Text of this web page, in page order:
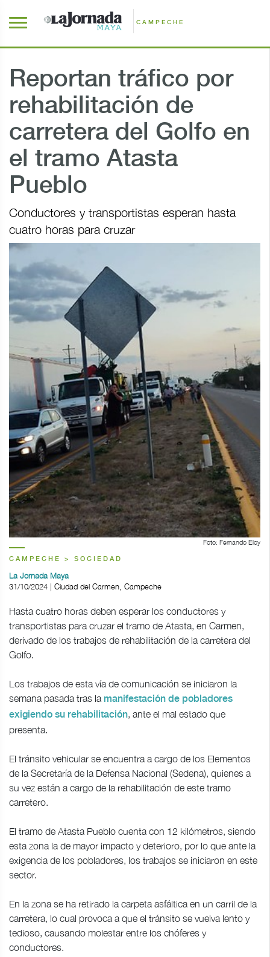
CAMPECHE
Reportan tráfico por
rehabilitación de
carretera del Golfo en
el tramo Atasta
Pueblo
Conductores y transportistas esperan hasta
cuatro horas para cruzar
Foto: Fernando Eloy
CAMPECHE > SOCIEDAD
La Jornada Maya
31/10/2024 | Ciudad del Carmen, Campeche
Hasta cuatro horas deben esperar los conductores y
transportistas para cruzar el tramo de Atasta, en Carmen,
derivado de los trabajos de rehabilitación de la carretera del
Golfo.
Los trabajos de esta vía de comunicación se iniciaron la
semana pasada tras la manifestación de pobladores
exigiendo su rehabilitación, ante el mal estado que
presenta.
El tránsito vehicular se encuentra a cargo de los Elementos
de la Secretaría de la Defensa Nacional (Sedena), quienes a
su vez están a cargo de la rehabilitación de este tramo
carretero.
El tramo de Atasta Pueblo cuenta con 12 kilómetros, siendo
esta zona la de mayor impacto y deterioro, por lo que ante la
exigencia de los pobladores, los trabajos se iniciaron en este
sector.
En la zona se ha retirado la carpeta asfáltica en un carril de la
carretera, lo cual provoca a que el tránsito se vuelva lento y
tedioso, causando molestar entre los chóferes y
conductores.